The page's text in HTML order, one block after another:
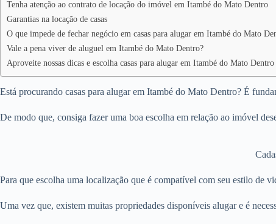
Tenha atenção ao contrato de locação do imóvel em Itambé do Mato Dentro
Garantias na locação de casas
O que impede de fechar negócio em casas para alugar em Itambé do Mato
Vale a pena viver de aluguel em Itambé do Mato Dentro?
Aproveite nossas dicas e escolha casas para alugar em Itambé do Mato
Está procurando casas para alugar em Itambé do Mato Dentro? É
De modo que, consiga fazer uma boa escolha em relação ao imóvel
Para que escolha uma localização que é compatível com seu estilo de
Uma vez que, existem muitas propriedades disponíveis alugar e é